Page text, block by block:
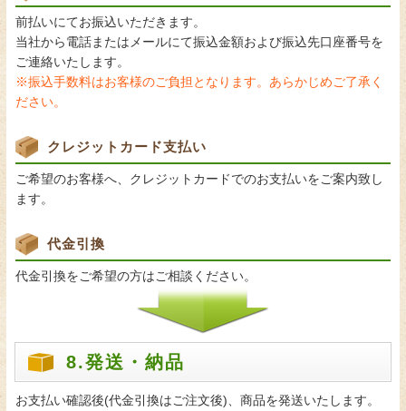
前払いにてお振込いただきます。
当社から電話またはメールにて振込金額および振込先口座番号を
ご連絡いたします。
※振込手数料はお客様のご負担となります。あらかじめご了承く
ださい。
クレジットカード支払い
ご希望のお客様へ、クレジットカードでのお支払いをご案内致し
ます。
代金引換
代金引換をご希望の方はご相談ください。
8.発送・納品
お支払い確認後(代金引換はご注文後)、商品を発送いたします。